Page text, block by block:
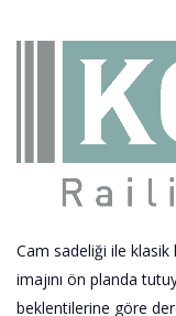
Cam sadeliği ile
imajını ön planda
beklentilerine göre